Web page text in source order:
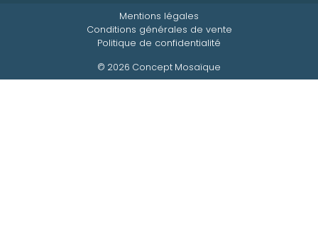
© 2026 Concept Mosaïque
Mentions légales
Conditions générales de vente
Politique de confidentialité